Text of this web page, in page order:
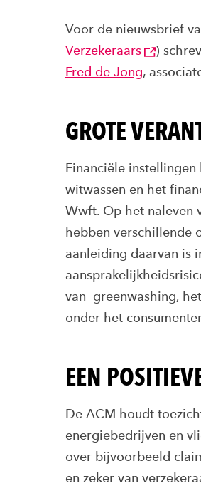
Voor de nieuwsbrief
Verzekeraars
)
Fred de Jong,
GROTE
Financiële
witwassen en het
Wwft. Op het naleven
hebben verschillende
aanleiding daarvan is
van greenwashing,
onder het
EEN
De ACM houdt
energiebedrijven en
over bijvoorbeeld
en zeker van